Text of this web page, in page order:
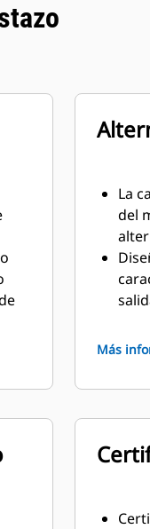
La
del
Más